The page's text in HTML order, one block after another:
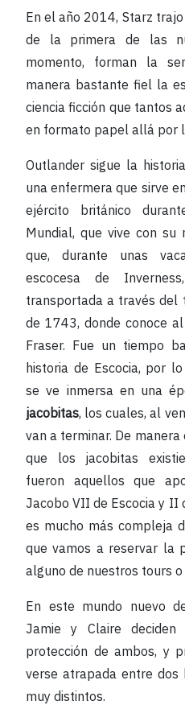
En el año 2014, Starz
de la primera de las
momento, forman la
manera bastante fiel la
ciencia ficción que tantos
en formato papel allá por
Outlander sigue la
una enfermera que sirve
ejército británico
Mundial, que vive con su
que, durante unas
escocesa de
transportada a través del
de 1743, donde conoce
Fraser. Fue un tiempo
historia de Escocia, por
se ve inmersa en una
jacobitas, los cuales, al
van a terminar. De
que los jacobitas
fueron aquellos que
Jacobo VII de Escocia y
es mucho más compleja
que vamos a reservar la
alguno de nuestros tours o
En este mundo nuevo
Jamie y Claire
protección de ambos, y
verse atrapada entre dos
muy distintos.